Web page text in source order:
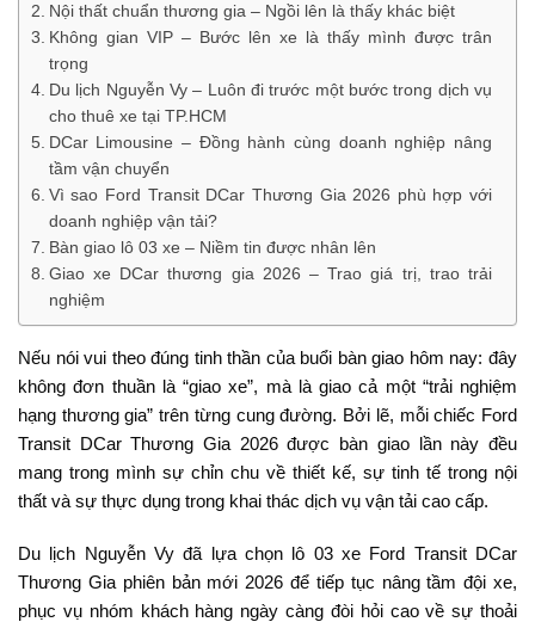
Nội thất chuẩn thương gia – Ngồi lên là thấy khác biệt
Không gian VIP – Bước lên xe là thấy mình được trân
trọng
Du lịch Nguyễn Vy – Luôn đi trước một bước trong dịch vụ
cho thuê xe tại TP.HCM
DCar Limousine – Đồng hành cùng doanh nghiệp nâng
tầm vận chuyển
Vì sao Ford Transit DCar Thương Gia 2026 phù hợp với
doanh nghiệp vận tải?
Bàn giao lô 03 xe – Niềm tin được nhân lên
Giao xe DCar thương gia 2026 – Trao giá trị, trao trải
nghiệm
Nếu nói vui theo đúng tinh thần của buổi bàn giao hôm nay: đây
không đơn thuần là “giao xe”, mà là giao cả một “trải nghiệm
hạng thương gia” trên từng cung đường. Bởi lẽ, mỗi chiếc Ford
Transit DCar Thương Gia 2026 được bàn giao lần này đều
mang trong mình sự chỉn chu về thiết kế, sự tinh tế trong nội
thất và sự thực dụng trong khai thác dịch vụ vận tải cao cấp.
Du lịch Nguyễn Vy đã lựa chọn lô 03 xe Ford Transit DCar
Thương Gia phiên bản mới 2026 để tiếp tục nâng tầm đội xe,
phục vụ nhóm khách hàng ngày càng đòi hỏi cao về sự thoải